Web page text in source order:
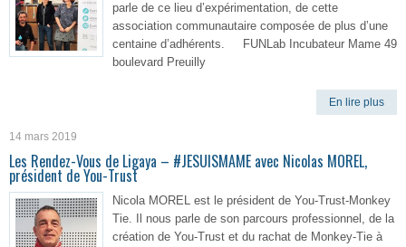
parle de ce lieu d’expérimentation, de cette
association communautaire composée de plus d’une
centaine d’adhérents. FUNLab Incubateur Mame 49
boulevard Preuilly
En lire plus
14 mars 2019
Les Rendez-Vous de Ligaya – #JESUISMAME avec Nicolas MOREL,
président de You-Trust
Nicola MOREL est le président de You-Trust-Monkey
Tie. Il nous parle de son parcours professionnel, de la
création de You-Trust et du rachat de Monkey-Tie à